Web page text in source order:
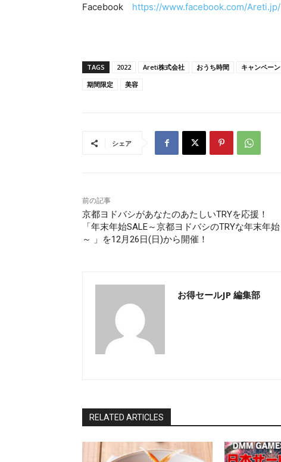
Facebook https://www.facebook.com/Areti.jp/
TAGS 2022 Areti株式会社 おうち時間 キャンペーン
期間限定
美容
シェア
前の記事
京都ヨドバシがあなたのあたしいTRYを応援！
「年末年始SALE～京都ヨドバシのTRYな年末年始
～ 」を12月26日(日)から開催！
お得セールJP 編集部
RELATED ARTICLES